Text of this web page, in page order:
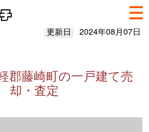
更新日 2024年08月07日
郡藤崎町の一戸建て売
却・査定